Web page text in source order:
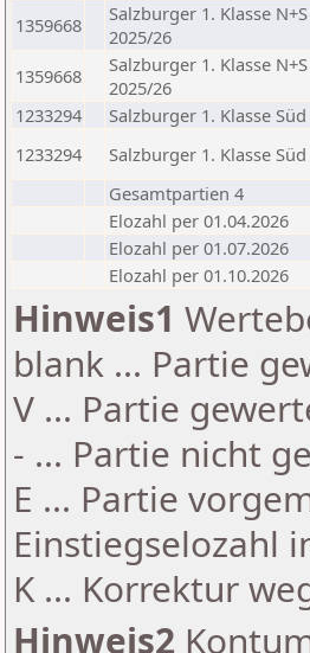
1359668
Salzburger 1. Klasse
2025/26
1359668
Salzburger 1. Klasse
2025/26
1233294
Salzburger 1. Klasse
1233294
Salzburger 1. Klasse
Gesamtpartien 4
Elozahl per 01.04.2026
Elozahl per 01.07.2026
Elozahl per 01.10.2026
Hinweis1
blank ... Partie
V ... Partie
- ... Partie nicht
E ... Partie
Einstiegselozahl
K ... Korrektur
Hinweis2